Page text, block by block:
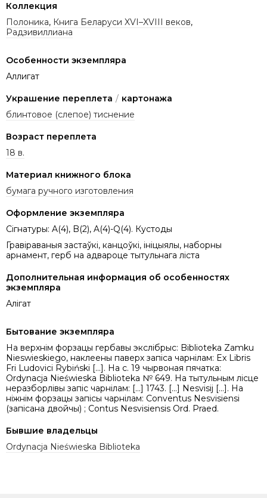
Коллекция
Полоника, Книга Беларуси XVI–XVIII веков,
Радзивиллиана
Особенности экземпляра
Аллигат
Украшение переплета / картонажа
блинтовое (слепое) тиснение
Возраст переплета
18 в.
Материал книжного блока
бумага ручного изготовления
Оформление экземпляра
Сігнатуры: A(4), B(2), A(4)-Q(4). Кустоды
Гравіраваныя застаўкі, канцоўкі, ініцыялы, наборны
арнамент, герб на адвароце тытульнага ліста
Дополнительная информация об особенностях
экземпляра
Алігат
Бытование экземпляра
На верхнім форзацы гербавы экслібрыс: Biblioteka Zamku
Nieswieskiego, наклеены паверх запіса чарнілам: Ex Libris
Fri Ludovici Rybiński [...]. На с. 19 чырвоная пячатка:
Ordynacja Nieświeska Biblioteka № 649. На тытульным лісце
неразборлівы запіс чарнілам: [...] 1743. [...] Nesvisij [...]. На
ніжнім форзацы запісы чарнілам: Conventus Nesvisiensi
(запісана двойчы) ; Contus Nesvisiensis Ord. Praed.
Бывшие владельцы
Ordynacja Nieświeska Biblioteka